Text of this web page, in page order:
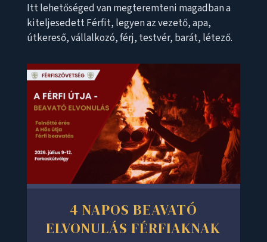
Itt lehetőséged van megteremteni magadban a
kiteljesedett Férfit, legyen az vezető, apa,
útkereső, vállalkozó, férj, testvér, barát, létező.
4 NAPOS BEAVATÓ
ELVONULÁS FÉRFIAKNAK